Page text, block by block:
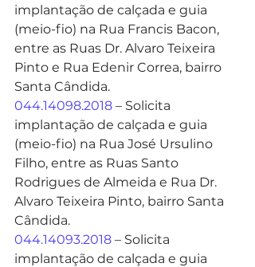
implantação de calçada e guia
(meio-fio) na Rua Francis Bacon,
entre as Ruas Dr. Alvaro Teixeira
Pinto e Rua Edenir Correa, bairro
Santa Cândida.
044.14098.2018 – Solicita
implantação de calçada e guia
(meio-fio) na Rua José Ursulino
Filho, entre as Ruas Santo
Rodrigues de Almeida e Rua Dr.
Alvaro Teixeira Pinto, bairro Santa
Cândida.
044.14093.2018 – Solicita
implantação de calçada e guia